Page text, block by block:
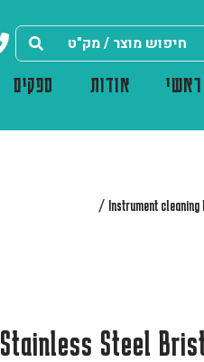
ראשי אודות ספקים
Instrument cleaning
/
0.003" Stainless Steel